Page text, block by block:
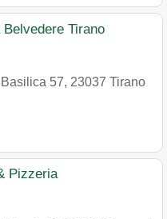
Tirano
57, 23037 Tirano
Pizzeria